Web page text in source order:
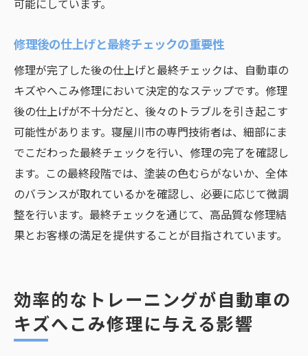
可能にしています。
修理後の仕上げと最終チェックの重要性
修理が完了した後の仕上げと最終チェックは、自動車の
キズやへこみ修理において決定的なステップです。修理
後の仕上げが不十分だと、後々のトラブルを引き起こす
可能性があります。寝屋川市の専門技術者は、細部にま
でこだわった最終チェックを行い、修理の完了を確認し
ます。この最終段階では、塗装の色むらがないか、全体
のバランスが取れているかを確認し、必要に応じて微調
整を行います。最終チェックを通じて、高品質な修理結
果とお客様の満足を提供することが目指されています。
効率的なトレーニングが自動車の
キズへこみ修理に与える影響